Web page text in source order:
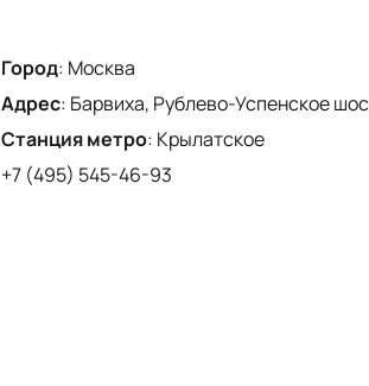
Город: Москва
Адрес: Барвиха, Рублево-Успенское
Станция метро: Крылатское
+7 (495) 545-46-93